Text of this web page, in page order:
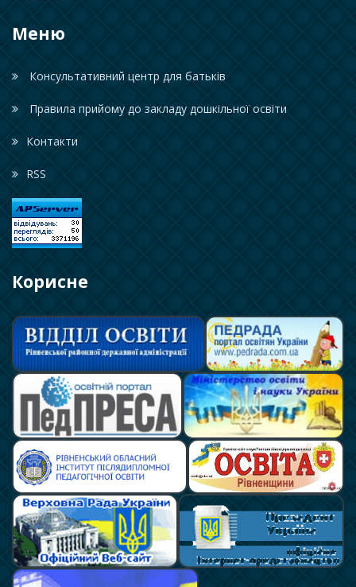
Меню
Консультативний центр для батьків
Правила прийому до закладу дошкільної освіти
Контакти
RSS
Корисне